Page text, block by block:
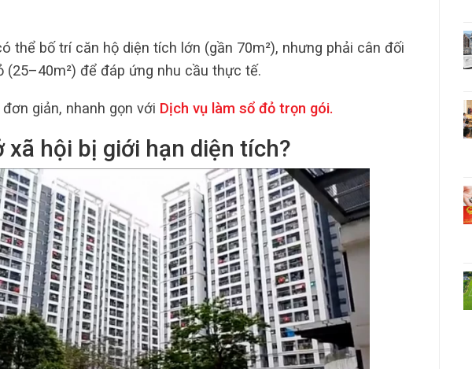
thể bố trí căn hộ diện tích lớn (gần 70m²), nhưng phải cân đối
(25–40m²) để đáp ứng nhu cầu thực tế.
giản, nhanh gọn với Dịch vụ làm sổ đỏ trọn gói.
xã hội bị giới hạn diện tích?